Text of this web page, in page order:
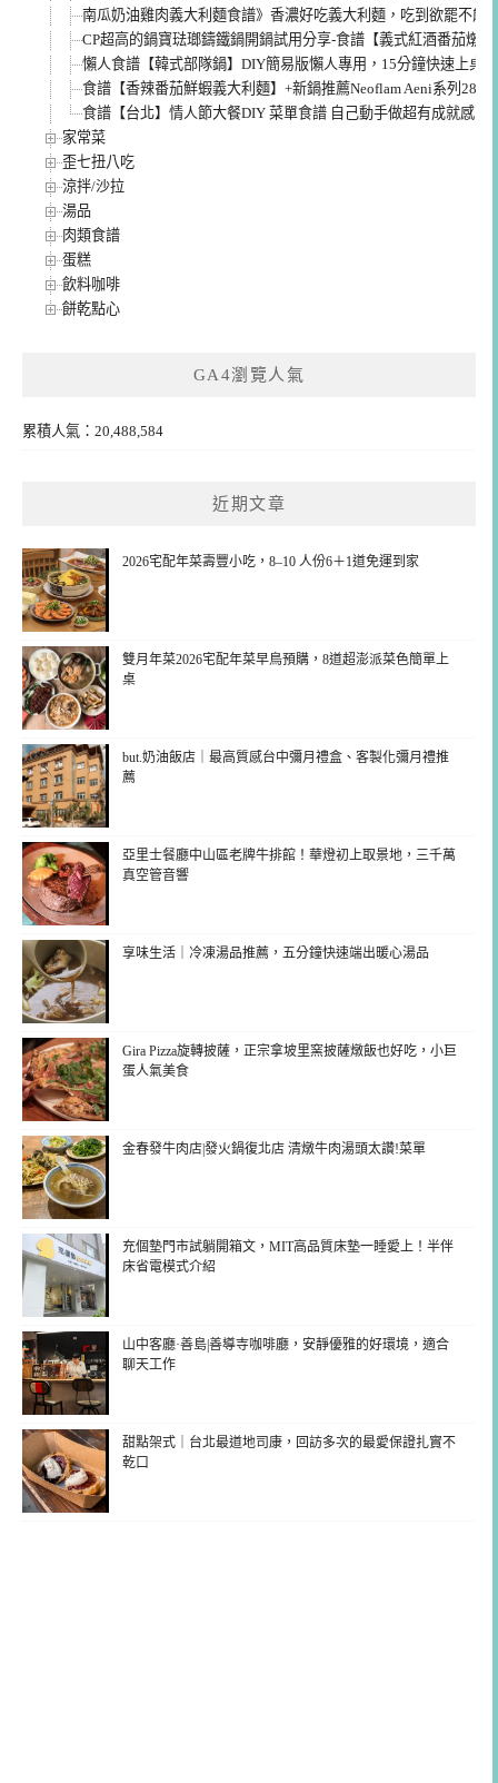
南瓜奶油雞肉義大利麵食譜》香濃好吃義大利麵，吃到欲罷不能
CP超高的鍋寶琺瑯鑄鐵鍋開鍋試用分享-食譜【義式紅酒番茄燉牛
懶人食譜【韓式部隊鍋】DIY簡易版懶人專用，15分鐘快速上桌~
食譜【香辣番茄鮮蝦義大利麵】+新鍋推薦Neoflam Aeni系列
食譜【台北】情人節大餐DIY 菜單食譜 自己動手做超有成就感
家常菜
歪七扭八吃
涼拌/沙拉
湯品
肉類食譜
蛋糕
飲料咖啡
餅乾點心
GA4瀏覽人氣
累積人氣：20,488,584
近期文章
2026宅配年菜壽豐小吃，8–10 人份6＋1道免運到家
雙月年菜2026宅配年菜早鳥預購，8道超澎派菜色簡單上
桌
but.奶油飯店｜最高質感台中彌月禮盒、客製化彌月禮推
薦
亞里士餐廳中山區老牌牛排館！華燈初上取景地，三千萬
真空管音響
享味生活｜冷凍湯品推薦，五分鐘快速端出暖心湯品
Gira Pizza旋轉披薩，正宗拿坡里窯披薩燉飯也好吃，小巨
蛋人氣美食
金春發牛肉店|發火鍋復北店 清燉牛肉湯頭太讚!菜單
充個墊門市試躺開箱文，MIT高品質床墊一睡愛上！半伴
床省電模式介紹
山中客廳·善島|善導寺咖啡廳，安靜優雅的好環境，適合
聊天工作
甜點架式｜台北最道地司康，回訪多次的最愛保證扎實不
乾口